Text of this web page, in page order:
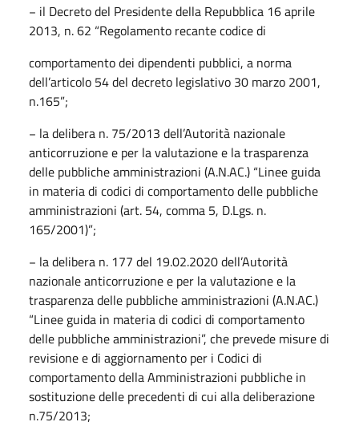
− il Decreto del Presidente della Repubblica 16 aprile
2013, n. 62 “Regolamento recante codice di
comportamento dei dipendenti pubblici, a norma
dell’articolo 54 del decreto legislativo 30 marzo 2001,
n.165”;
− la delibera n. 75/2013 dell’Autorità nazionale
anticorruzione e per la valutazione e la trasparenza
delle pubbliche amministrazioni (A.N.AC.) “Linee guida
in materia di codici di comportamento delle pubbliche
amministrazioni (art. 54, comma 5, D.Lgs. n.
165/2001)”;
− la delibera n. 177 del 19.02.2020 dell’Autorità
nazionale anticorruzione e per la valutazione e la
trasparenza delle pubbliche amministrazioni (A.N.AC.)
“Linee guida in materia di codici di comportamento
delle pubbliche amministrazioni”, che prevede misure di
revisione e di aggiornamento per i Codici di
comportamento della Amministrazioni pubbliche in
sostituzione delle precedenti di cui alla deliberazione
n.75/2013;